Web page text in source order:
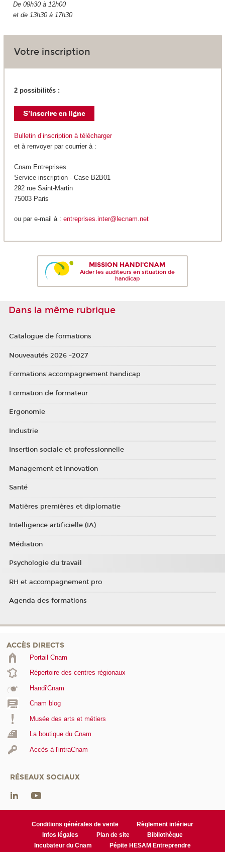
De 09h30 à 12h00
et de 13h30 à 17h30
Votre inscription
2 possibilités :
Bulletin d’inscription à télécharger
et à renvoyer par courrier à :
Cnam Entreprises
Service inscription - Case B2B01
292 rue Saint-Martin
75003 Paris
ou par e-mail à : entreprises.inter@lecnam.net
MISSION HANDI'CNAM
Aider les auditeurs en situation de
handicap
Dans la même rubrique
Catalogue de formations
Nouveautés 2026 -2027
Formations accompagnement handicap
Formation de formateur
Ergonomie
Industrie
Insertion sociale et professionnelle
Management et Innovation
Santé
Matières premières et diplomatie
Intelligence artificielle (IA)
Médiation
Psychologie du travail
RH et accompagnement pro
Agenda des formations
ACCÈS DIRECTS
Portail Cnam
Répertoire des centres régionaux
Handi'Cnam
Cnam blog
Musée des arts et métiers
La boutique du Cnam
Accès à l'intraCnam
RÉSEAUX SOCIAUX
Conditions générales de vente
Règlement intérieur
Infos légales
Plan de site
Bibliothèque
Incubateur du Cnam
Pépite HESAM Entreprendre